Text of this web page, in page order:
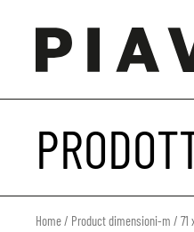
Home/ Product dimensioni-m / 71